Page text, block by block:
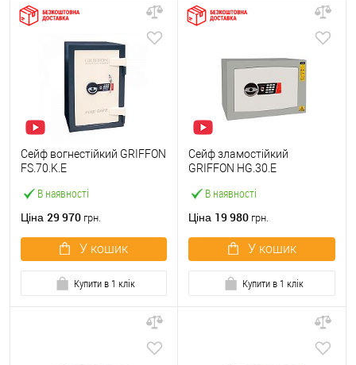
В наявності
Сейф вогнестійкий GRIFFON
FS.70.K.E
Ціна 29 970 грн.
У кошик
Купити в 1 клік
В наявності
Сейф зламостійкий
GRIFFON HG.30.E
Ціна 19 980 грн.
У кошик
Купити в 1 клік